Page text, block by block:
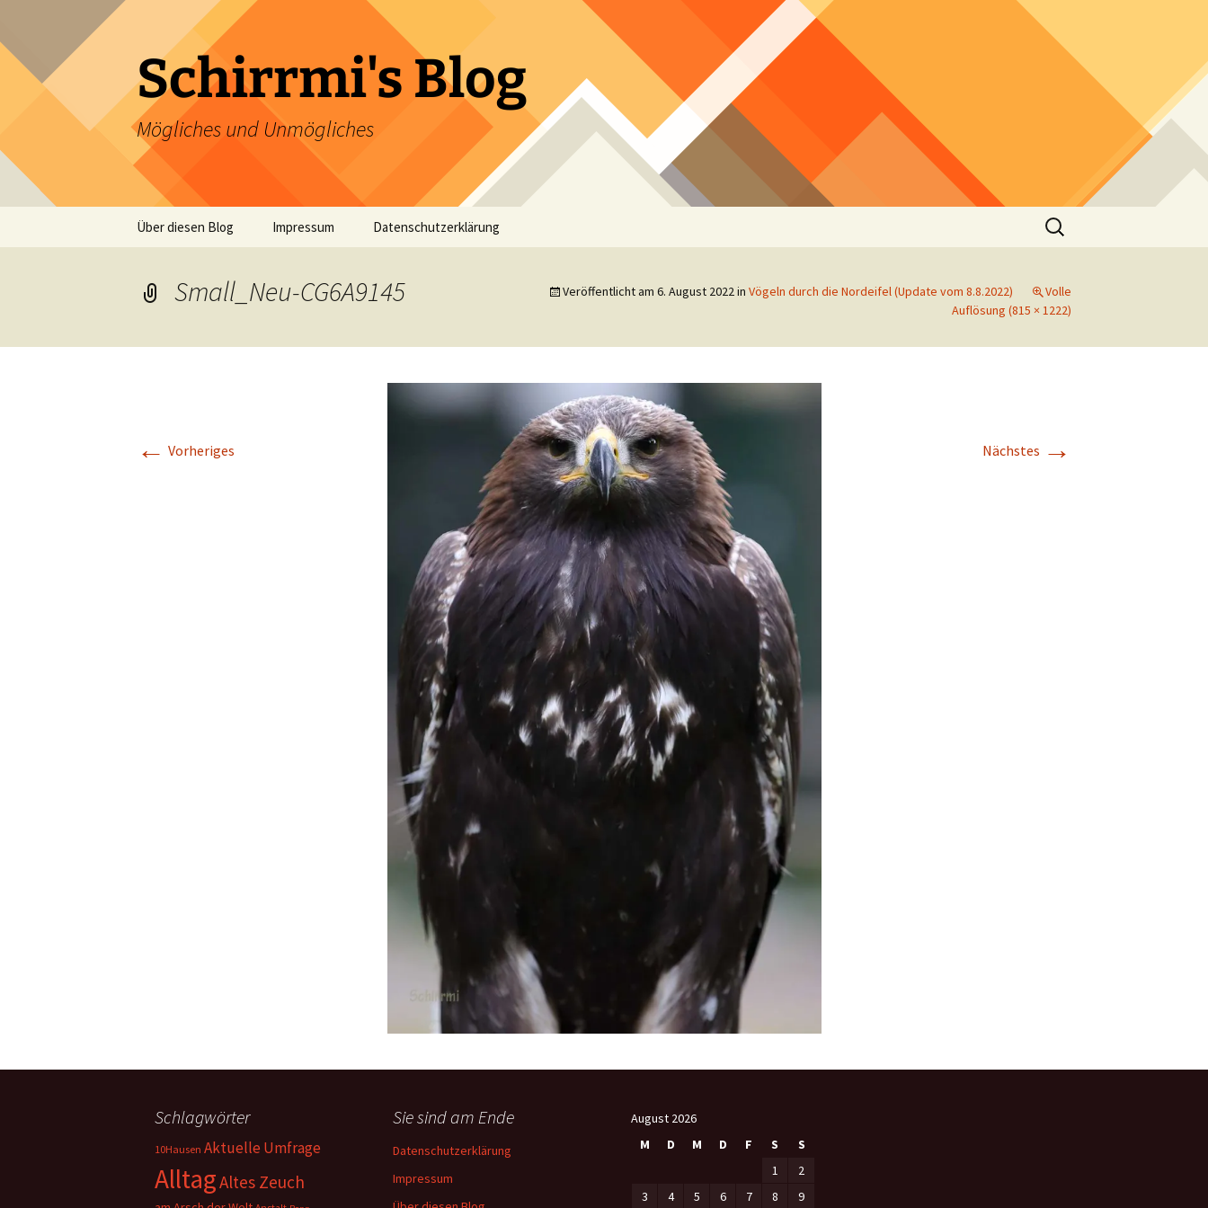
springen
Schirrmi's Blog
Mögliches und Unmögliches
Über diesen Blog Impressum Datenschutzerklärung
Suchen
nach:
Small_Neu-CG6A9145 Veröffentlicht am 6. August 2022in Vögeln durch die Nordeifel (Update vom 8.8.2022)
Volle
Auflösung (815 × 1222)
← Vorheriges Nächstes →
Schlagwörter
10Hausen Aktuelle Umfrage
AlltagAltes Zeuch
Sie sind am Ende
Datenschutzerklärung
Impressum
August 2026
M
D M D F S
S
1
2
3
4 5 6 7 8
9